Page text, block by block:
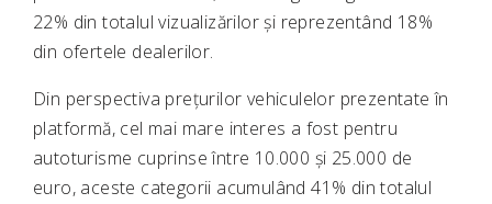
22% din totalul vizualizărilor și reprezentând 18%
din ofertele dealerilor.
Din perspectiva prețurilor vehiculelor prezentate în
platformă, cel mai mare interes a fost pentru
autoturisme cuprinse între 10.000 și 25.000 de
euro, aceste categorii acumulând 41% din totalul